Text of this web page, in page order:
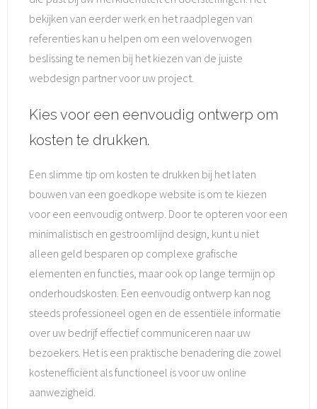
bekijken van eerder werk en het raadplegen van
referenties kan u helpen om een weloverwogen
beslissing te nemen bij het kiezen van de juiste
webdesign partner voor uw project.
Kies voor een eenvoudig ontwerp om
kosten te drukken.
Een slimme tip om kosten te drukken bij het laten
bouwen van een goedkope website is om te kiezen
voor een eenvoudig ontwerp. Door te opteren voor een
minimalistisch en gestroomlijnd design, kunt u niet
alleen geld besparen op complexe grafische
elementen en functies, maar ook op lange termijn op
onderhoudskosten. Een eenvoudig ontwerp kan nog
steeds professioneel ogen en de essentiële informatie
over uw bedrijf effectief communiceren naar uw
bezoekers. Het is een praktische benadering die zowel
kostenefficiënt als functioneel is voor uw online
aanwezigheid.